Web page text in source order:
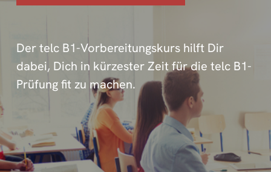
Der telc B1-Vorbereitungskurs hilft Dir
dabei, Dich in kürzester Zeit für die telc B1-
Prüfung fit zu machen.